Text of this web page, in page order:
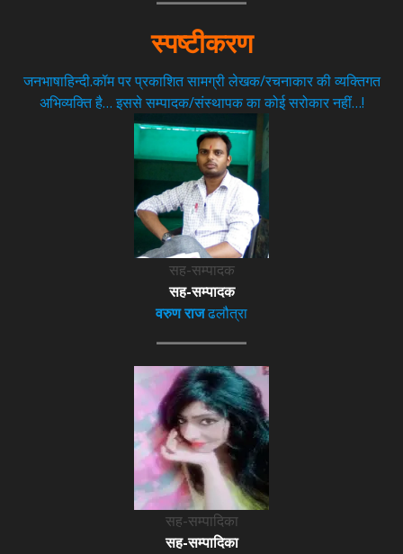
स्पष्टीकरण
जनभाषाहिन्दी.कॉम पर प्रकाशित सामग्री लेखक/रचनाकार की व्यक्तिगत
अभिव्यक्ति है… इससे सम्पादक/संस्थापक का कोई सरोकार नहीं…!
सह-सम्पादक
सह-सम्पादक
वरुण राजढलौत्रा
सह-सम्पादिका
सह-सम्पादिका